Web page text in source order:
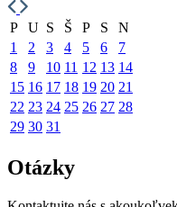
P U S Š P S
N
1
2 3 4 5 6
7
8
9 10 11 12 13 14
15 16 17 18 19 20 21
22 23 24 25 26 27 28
29 30 31
Otázky